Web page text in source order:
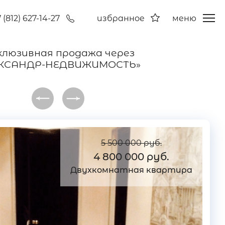
(812) 627-14-27 избранное меню
продажа через
НЕДВИЖИМОСТЬ»
5 500 000 руб.
4 800 000 руб.
Двухкомнатная квартира